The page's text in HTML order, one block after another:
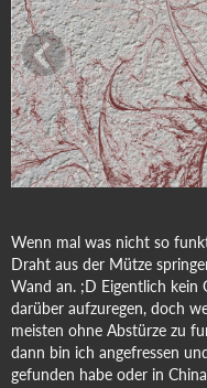
Wenn mal was nicht so
Draht aus der Mütze
Wand an. ;D Eigentlich kein
darüber aufzuregen, doch
meisten ohne Abstürze zu
dann bin ich angefressen
gefunden habe oder in